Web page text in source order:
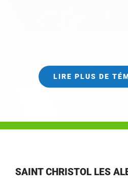
LIRE PLUS DE
SAINT CHRISTOL LES